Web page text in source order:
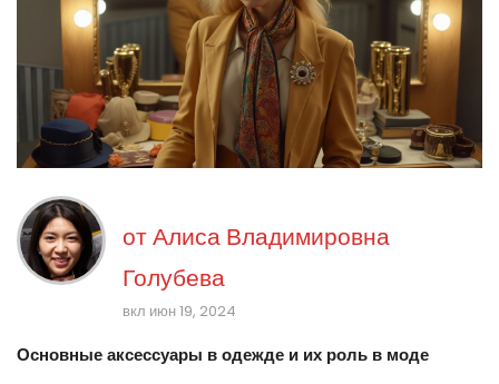
отАлиса Владимировна
Голубева
вкл июн 19, 2024
Основные аксессуары в одежде и их роль в моде